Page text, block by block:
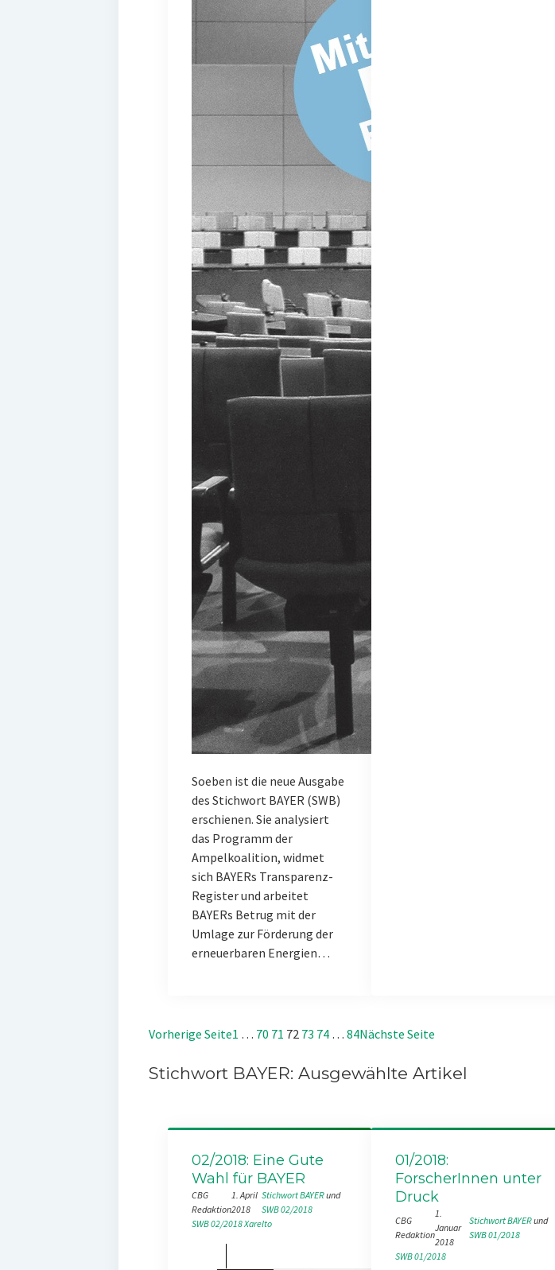
Soeben ist die neue Ausgabe
des Stichwort BAYER (SWB)
erschienen. Sie analysiert
das Programm der
Ampelkoalition, widmet
sich BAYERs Transparenz-
Register und arbeitet
BAYERs Betrug mit der
Umlage zur Förderung der
erneuerbaren Energien…
Vorherige Seite1 … 70 71 72 73 74 … 84Nächste Seite
Stichwort BAYER: Ausgewählte Artikel
02/2018: Eine Gute
Wahl für BAYER
CBG
Redaktion
1. April
2018
Stichwort BAYER
und
SWB 02/2018
SWB 02/2018Xarelto
01/2018:
ForscherInnen unter
Druck
CBG
Redaktion
1.
Januar
2018
Stichwort BAYER
und
SWB 01/2018
SWB 01/2018